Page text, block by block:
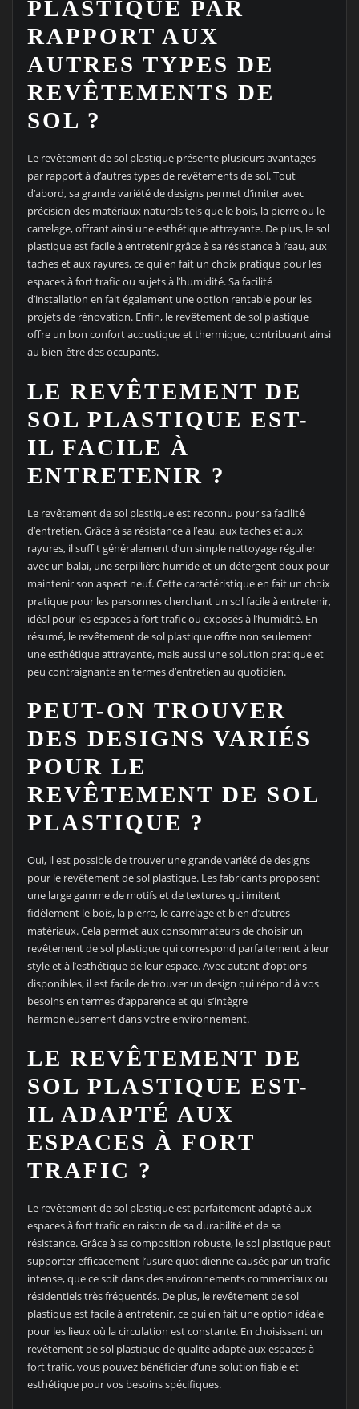
PLASTIQUE PAR
RAPPORT AUX
AUTRES TYPES DE
REVÊTEMENTS DE
SOL ?
Le revêtement de sol plastique présente plusieurs avantages
par rapport à d’autres types de revêtements de sol. Tout
d’abord, sa grande variété de designs permet d’imiter avec
précision des matériaux naturels tels que le bois, la pierre ou le
carrelage, offrant ainsi une esthétique attrayante. De plus, le sol
plastique est facile à entretenir grâce à sa résistance à l’eau, aux
taches et aux rayures, ce qui en fait un choix pratique pour les
espaces à fort trafic ou sujets à l’humidité. Sa facilité
d’installation en fait également une option rentable pour les
projets de rénovation. Enfin, le revêtement de sol plastique
offre un bon confort acoustique et thermique, contribuant ainsi
au bien-être des occupants.
LE REVÊTEMENT DE
SOL PLASTIQUE EST-
IL FACILE À
ENTRETENIR ?
Le revêtement de sol plastique est reconnu pour sa facilité
d’entretien. Grâce à sa résistance à l’eau, aux taches et aux
rayures, il suffit généralement d’un simple nettoyage régulier
avec un balai, une serpillière humide et un détergent doux pour
maintenir son aspect neuf. Cette caractéristique en fait un choix
pratique pour les personnes cherchant un sol facile à entretenir,
idéal pour les espaces à fort trafic ou exposés à l’humidité. En
résumé, le revêtement de sol plastique offre non seulement
une esthétique attrayante, mais aussi une solution pratique et
peu contraignante en termes d’entretien au quotidien.
PEUT-ON TROUVER
DES DESIGNS VARIÉS
POUR LE
REVÊTEMENT DE SOL
PLASTIQUE ?
Oui, il est possible de trouver une grande variété de designs
pour le revêtement de sol plastique. Les fabricants proposent
une large gamme de motifs et de textures qui imitent
fidèlement le bois, la pierre, le carrelage et bien d’autres
matériaux. Cela permet aux consommateurs de choisir un
revêtement de sol plastique qui correspond parfaitement à leur
style et à l’esthétique de leur espace. Avec autant d’options
disponibles, il est facile de trouver un design qui répond à vos
besoins en termes d’apparence et qui s’intègre
harmonieusement dans votre environnement.
LE REVÊTEMENT DE
SOL PLASTIQUE EST-
IL ADAPTÉ AUX
ESPACES À FORT
TRAFIC ?
Le revêtement de sol plastique est parfaitement adapté aux
espaces à fort trafic en raison de sa durabilité et de sa
résistance. Grâce à sa composition robuste, le sol plastique peut
supporter efficacement l’usure quotidienne causée par un trafic
intense, que ce soit dans des environnements commerciaux ou
résidentiels très fréquentés. De plus, le revêtement de sol
plastique est facile à entretenir, ce qui en fait une option idéale
pour les lieux où la circulation est constante. En choisissant un
revêtement de sol plastique de qualité adapté aux espaces à
fort trafic, vous pouvez bénéficier d’une solution fiable et
esthétique pour vos besoins spécifiques.